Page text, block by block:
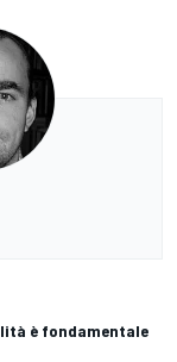
è fondamentale